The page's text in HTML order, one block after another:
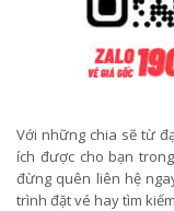
Với những chia sẽ từ
ích được cho bạn
đừng quên liên hệ
trình đặt vé hay tìm kiếm